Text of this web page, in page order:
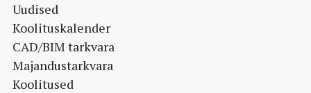
Uudised
Koolituskalender
CAD/BIM tarkvara
Majandustarkvara
Koolitused